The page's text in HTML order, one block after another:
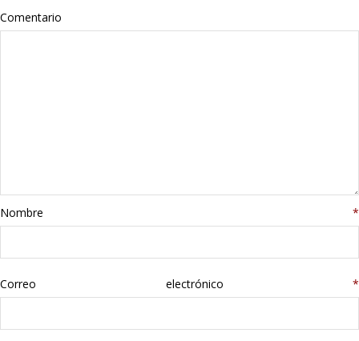
Listas
libros
Comentario
Nombre *
Correo electrónico *